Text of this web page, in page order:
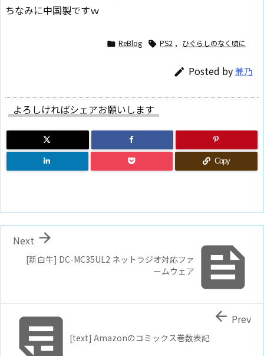
ちなみに中国製ですｗ
 ReBlog  PS2 , ひぐらしのなく頃に
 Posted by兼乃
よろしければシェアお願いします
Copy

[新白牛] DC-MC35UL2 ネットラジオ対応ファ
ームウェア

Next
[text] Amazonのコミックス巻数表記
 Prev